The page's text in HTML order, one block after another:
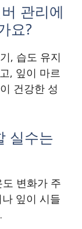
관리에
요?
, 습도 유지
, 잎이 마르
건강한 성
실수는
변화가 주
잎이 시들